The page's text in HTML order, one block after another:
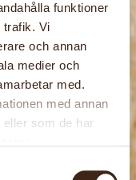
funktioner
trafik. Vi
och annan
medier och
med.
med annan
som de har
sätt. Med
Inkleväv
inklevävstol.